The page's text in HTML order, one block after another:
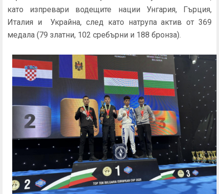
като изпревари водещите нации Унгария, Гърция,
Италия и Украйна, след като натрупа актив от 369
медала (79 златни, 102 сребърни и 188 бронза).